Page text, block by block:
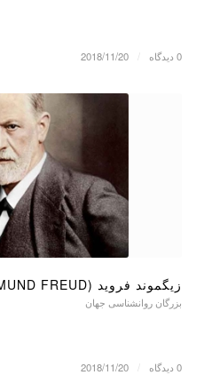
0 دیدگاه 2018/11/20
زیگموند فروید (SIGMUND FREUD)
بزرگان روانشناسی جهان
0 دیدگاه 2018/11/20